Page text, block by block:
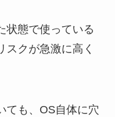
状態で使っている
スクが急激に高く
ても、OS自体に穴